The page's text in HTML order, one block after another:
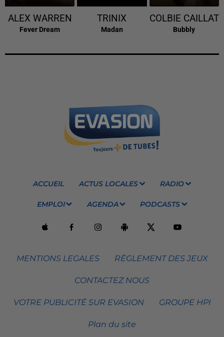
ALEX WARREN
Fever Dream
TRINIX
Madan
COLBIE CAILLAT
Bubbly
ACCUEIL ACTUS LOCALES RADIO
EMPLOI AGENDA PODCASTS
MENTIONS LEGALES RÈGLEMENT DES JEUX
CONTACTEZ NOUS
VOTRE PUBLICITÉ SUR EVASION GROUPE HPI
Plan du site